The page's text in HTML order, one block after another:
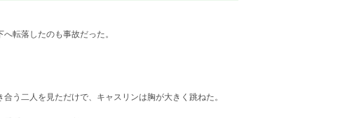
転落したのも事故だった。
う二人を見ただけで、キャスリンは胸が大きく跳ねた。